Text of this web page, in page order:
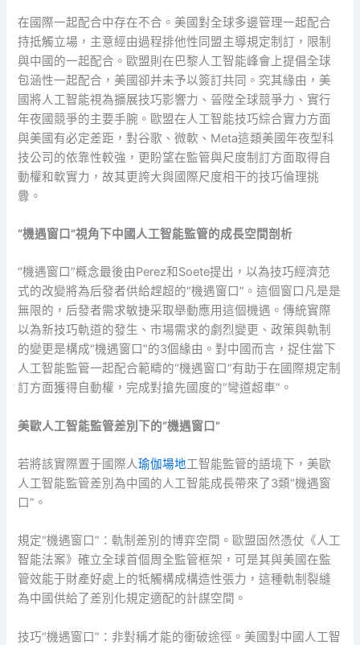
在國際一起配合中存在不合。美國對全球多邊管理一起配合
持抵觸立場，主意經由過程排他性同盟主導規定制訂，限制
與中國的一起配合。歐盟則在巴黎人工智能峰會上提倡全球
包涵性一起配合，美國卻并未予以簽訂共同。究其緣由，美
國將人工智能視為擴展技巧影響力、晉陞全球競爭力、實行
年夜國競爭的主要手腕。歐盟在人工智能技巧綜合實力方面
與美國有必定差距，對谷歌、微軟、Meta這類美國年夜型科
技公司的依靠性較強，更盼望在監管與尺度制訂方面取得自
動權和軟實力，故其更誇大與國際尺度相干的技巧倫理挑
釁。
“機遇窗口”視角下中國人工智能監管的成長空間剖析
“機遇窗口”概念最後由Perez和Soete提出，以為技巧經濟范
式的改變將為后發者供給趕超的“機遇窗口”。這個窗口凡是是
無限的，后發者需求敏捷采取舉動應用這個機遇。傳統實際
以為新技巧軌道的發生、市場需求的劇烈變更、政策與軌制
的變更是構成“機遇窗口”的3個緣由。對中國而言，捉住當下
人工智能監管一起配合範疇的“機遇窗口”有助于在國際規定制
訂方面獲得自動權，完成對搶先國度的“彎道超車”。
美歐人工智能監管差別下的“機遇窗口”
若將該實際置于國際人瑜伽場地工智能監管的語境下，美歐
人工智能監管差別為中國的人工智能成長帶來了3類“機遇窗
口”。
規定“機遇窗口”：軌制差別的博弈空間。歐盟固然憑仗《人工
智能法案》確立全球首個周全監管框架，可是其與美國在監
管效能于財產好處上的牴觸構成構造性張力，這種軌制裂縫
為中國供給了差別化規定適配的計謀空間。
技巧“機遇窗口”：非對稱才能的衝破途徑。美國對中國人工智